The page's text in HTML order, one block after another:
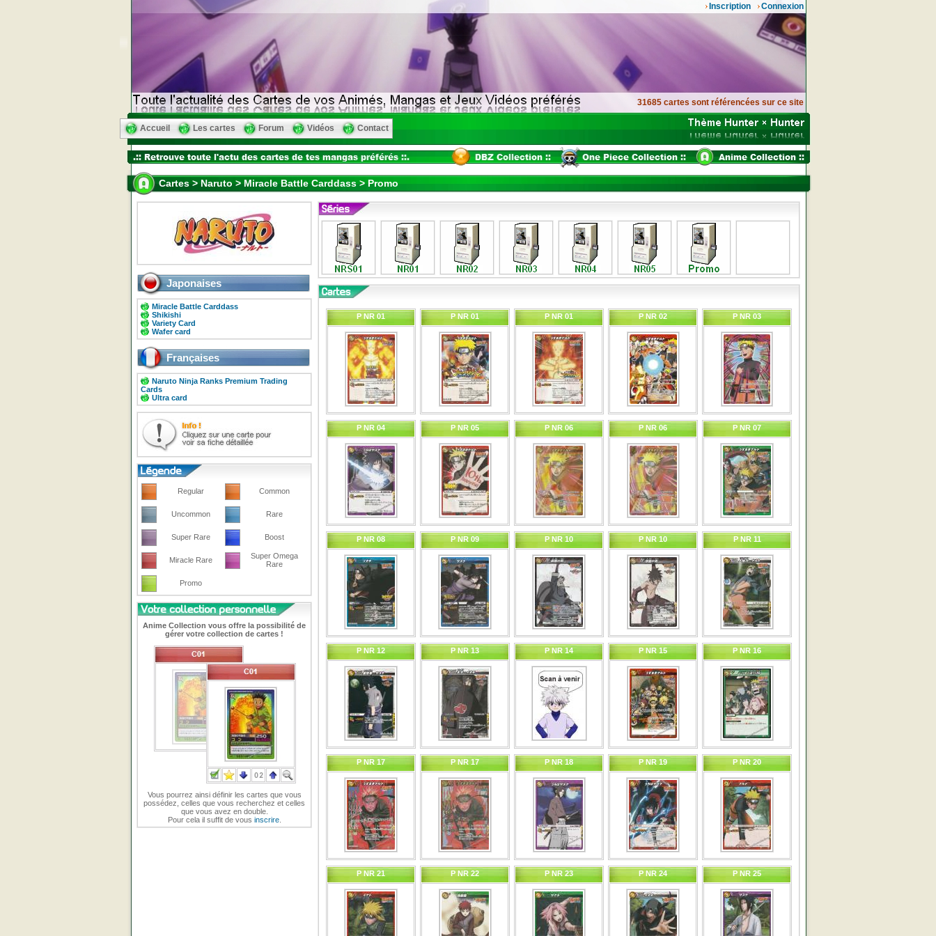
Connexion
Inscription
31685 cartes sont référencées sur ce site
Accueil Les cartes Forum Vidéos Contact
Cartes > Naruto > Miracle Battle Carddass > Promo
Japonaises
Miracle Battle Carddass
Shikishi
Variety Card
Wafer card
Françaises
Naruto Ninja Ranks Premium Trading
Cards
Ultra card
Regular Common
Uncommon Rare
Super Rare Boost
Miracle Rare
Super Omega
Rare
Promo
Anime Collection vous offre la possibilité de
gérer votre collection de cartes !
Vous pourrez ainsi définir les cartes que vous
possédez, celles que vous recherchez et celles
que vous avez en double.
Pour cela il suffit de vous inscrire.
P NR 01 P NR 01 P NR 01 P NR 02 P NR 03
P NR 04 P NR 05 P NR 06 P NR 06 P NR 07
P NR 08 P NR 09 P NR 10 P NR 10 P NR 11
P NR 12 P NR 13 P NR 14 P NR 15 P NR 16
P NR 17 P NR 17 P NR 18 P NR 19 P NR 20
P NR 21 P NR 22 P NR 23 P NR 24 P NR 25